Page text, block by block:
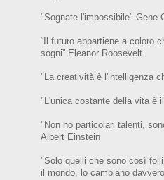
"Sognate l'impossibile" Gene
“Il futuro appartiene a coloro
sogni” EleanorRoosevelt
"La creatività è l'intelligenza
"L'unica costante della vita è
"Non ho particolari talenti,
Albert Einstein
"Solo quelli che sono così
il mondo, lo cambiano